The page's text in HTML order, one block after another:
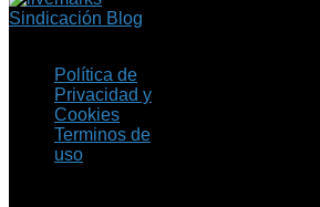
Sindicación Blog
Política de
Privacidad y
Cookies
Terminos de
uso